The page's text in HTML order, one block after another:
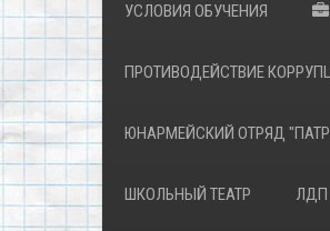
УСЛОВИЯ ОБУЧЕНИЯ
ПРОТИВОДЕЙСТВИЕ
ЮНАРМЕЙСКИЙ ОТРЯД
ШКОЛЬНЫЙ ТЕАТР ЛДП